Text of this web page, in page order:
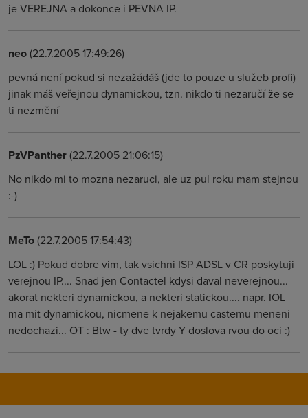
je VEREJNA a dokonce i PEVNA IP.
neo(22.7.2005 17:49:26)
pevná není pokud si nezažádáš (jde to pouze u služeb profi)
jinak máš veřejnou dynamickou, tzn. nikdo ti nezaručí že se
ti nezmění
PzVPanther(22.7.2005 21:06:15)
No nikdo mi to mozna nezaruci, ale uz pul roku mam stejnou
:-)
MeTo(22.7.2005 17:54:43)
LOL :) Pokud dobre vim, tak vsichni ISP ADSL v CR poskytuji
verejnou IP.... Snad jen Contactel kdysi daval neverejnou...
akorat nekteri dynamickou, a nekteri statickou.... napr. IOL
ma mit dynamickou, nicmene k nejakemu castemu meneni
nedochazi... OT : Btw - ty dve tvrdy Y doslova rvou do oci :)